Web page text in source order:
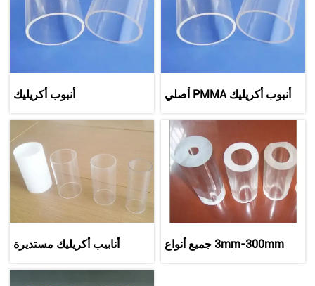
أنبوب أكريليك
أنبوب أكريليك PMMA أصلي
أنابيب أكريليك مستديرة
3mm-300mm جميع أنواع